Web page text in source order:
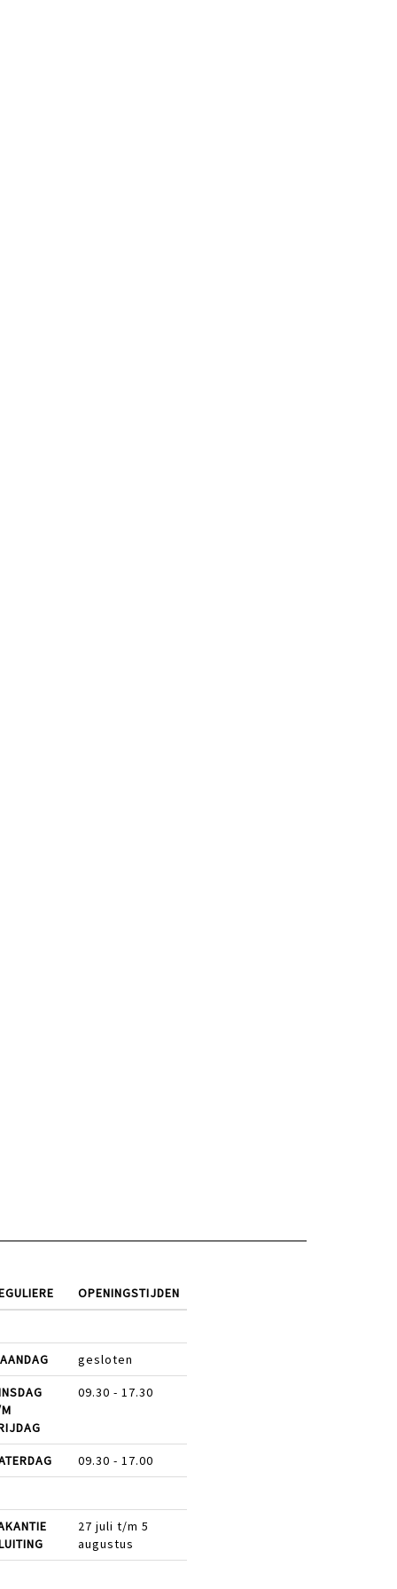
OPENINGSTIJDEN
gesloten
09.30 - 17.30
09.30 - 17.00
27 juli t/m 5
augustus